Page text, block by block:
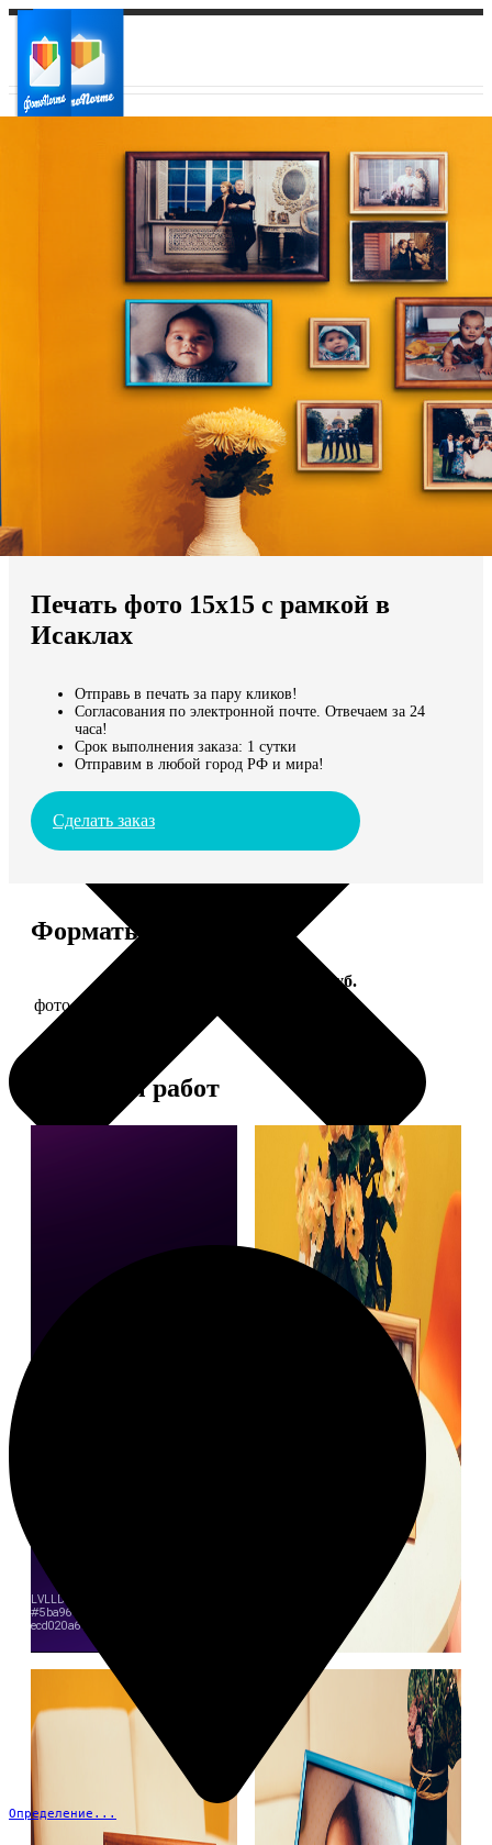
Ваш регион доставки
Выберите из списка:
Мы доставляем по всему миру
Продолжить без города
Определение...
Печать фото 15х15 с рамкой в
Исаклах
Отправь в печать за пару кликов!
Согласования по электронной почте. Отвечаем за 24
часа!
Срок выполнения заказа: 1 сутки
Отправим в любой город РФ и мира!
Сделать заказ
Форматы и цены
Цена, руб.
фото 15х15 в деревянной рамке
Примеры работ